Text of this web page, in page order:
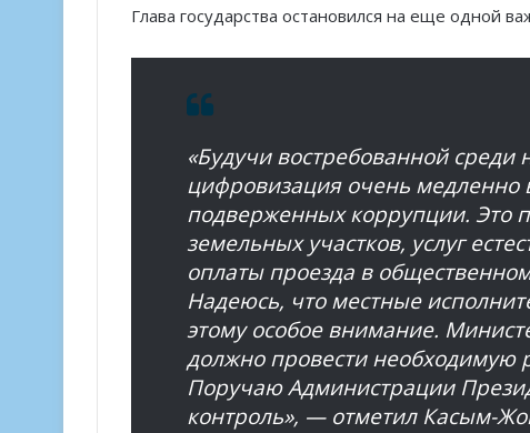
Глава государства остановился на еще одной
«Будучи востребованной среди
цифровизация очень медленно
подверженных коррупции. Это
земельных участков, услуг
оплаты проезда в
Надеюсь, что местные
этому особое внимание.
должно провести необходимую
Поручаю Администрации
контроль», — отметил Касым-